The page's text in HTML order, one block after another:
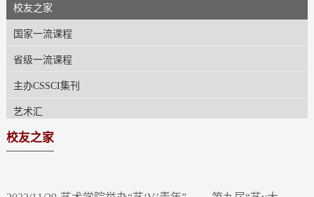
校友之家
国家一流课程
省级一流课程
主办CSSCI集刊
艺术汇
校友之家